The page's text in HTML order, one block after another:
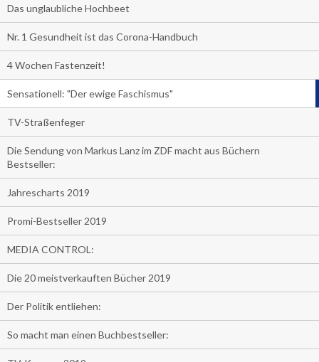
Das unglaubliche Hochbeet
Nr. 1 Gesundheit ist das Corona-Handbuch
4 Wochen Fastenzeit!
Sensationell: "Der ewige Faschismus"
TV-Straßenfeger
Die Sendung von Markus Lanz im ZDF macht aus Büchern
Bestseller:
Jahrescharts 2019
Promi-Bestseller 2019
MEDIA CONTROL:
Die 20 meistverkauften Bücher 2019
Der Politik entliehen:
So macht man einen Buchbestseller: